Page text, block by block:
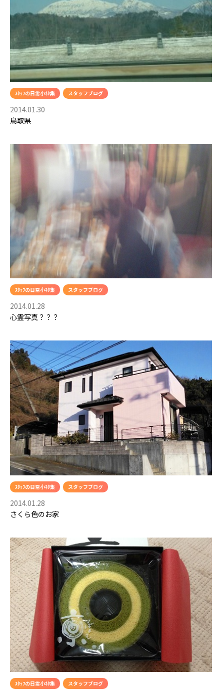
ｽﾀｯﾌの日常小ﾈﾀ集 スタッフブログ
2014.01.30
鳥取県
ｽﾀｯﾌの日常小ﾈﾀ集 スタッフブログ
2014.01.28
心霊写真？？？
ｽﾀｯﾌの日常小ﾈﾀ集 スタッフブログ
2014.01.28
さくら色のお家
ｽﾀｯﾌの日常小ﾈﾀ集 スタッフブログ